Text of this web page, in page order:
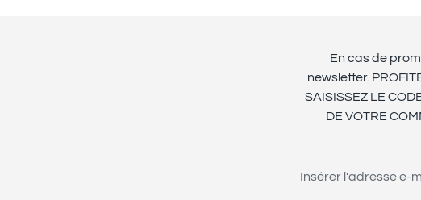
En cas de
newsletter.
SAISISSEZ LE
DE VOTRE
Insérer l'adresse e-